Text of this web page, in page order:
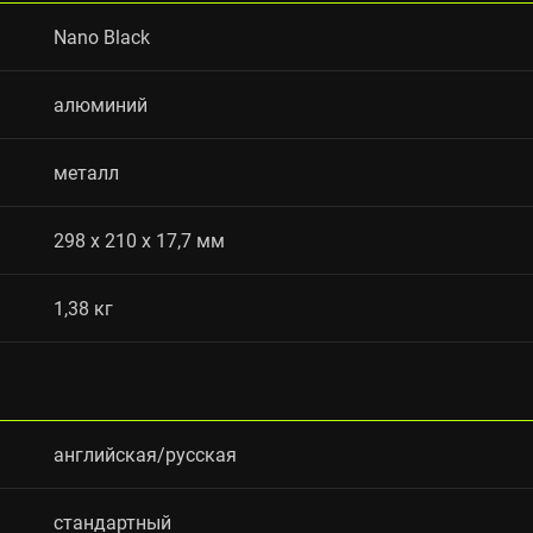
Nano Black
алюминий
металл
298 x 210 x 17,7 мм
1,38 кг
английская/русская
стандартный